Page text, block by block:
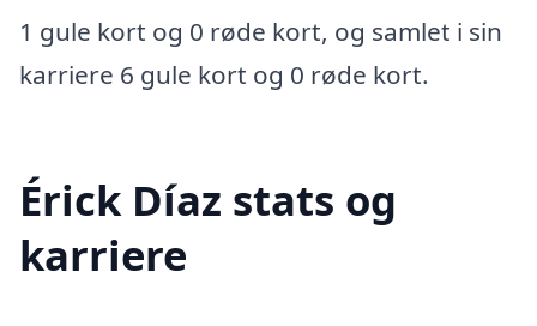
1 gule kort og 0 røde kort, og samlet i sin
karriere 6 gule kort og 0 røde kort.
Érick Díaz stats og
karriere